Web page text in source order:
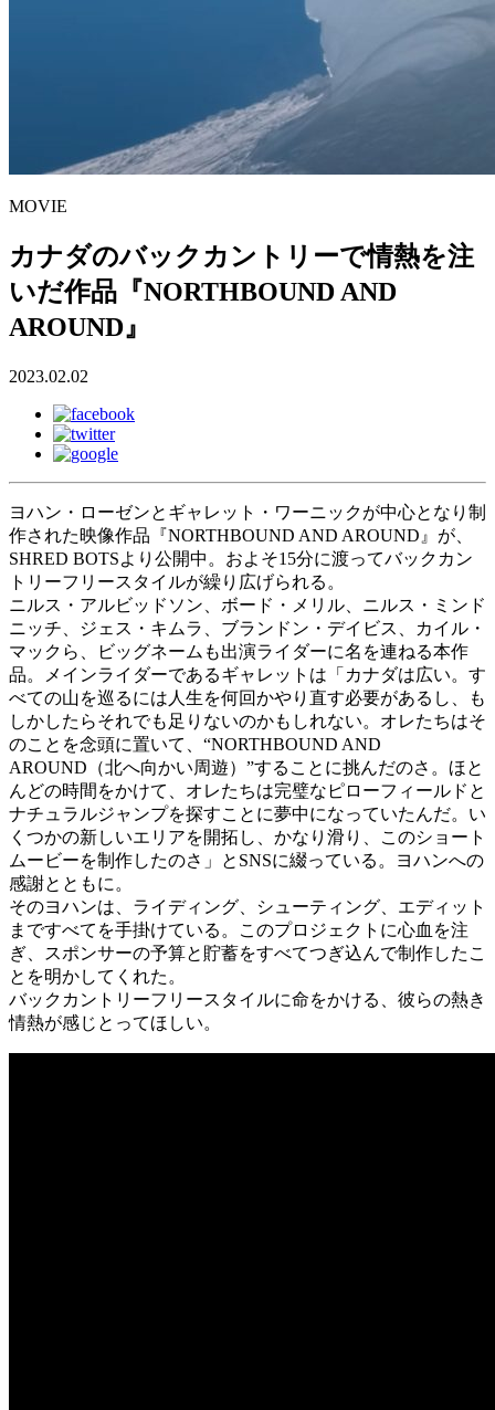
MOVIE
カナダのバックカントリーで情熱を注
いだ作品『NORTHBOUND AND
AROUND』
2023.02.02
ヨハン・ローゼンとギャレット・ワーニックが中心となり制
作された映像作品『NORTHBOUND AND AROUND』が、
SHRED BOTSより公開中。およそ15分に渡ってバックカン
トリーフリースタイルが繰り広げられる。
ニルス・アルビッドソン、ボード・メリル、ニルス・ミンド
ニッチ、ジェス・キムラ、ブランドン・デイビス、カイル・
マックら、ビッグネームも出演ライダーに名を連ねる本作
品。メインライダーであるギャレットは「カナダは広い。す
べての山を巡るには人生を何回かやり直す必要があるし、も
しかしたらそれでも足りないのかもしれない。オレたちはそ
のことを念頭に置いて、“NORTHBOUND AND
AROUND（北へ向かい周遊）”することに挑んだのさ。ほと
んどの時間をかけて、オレたちは完璧なピローフィールドと
ナチュラルジャンプを探すことに夢中になっていたんだ。い
くつかの新しいエリアを開拓し、かなり滑り、このショート
ムービーを制作したのさ」とSNSに綴っている。ヨハンへの
感謝とともに。
そのヨハンは、ライディング、シューティング、エディット
まですべてを手掛けている。このプロジェクトに心血を注
ぎ、スポンサーの予算と貯蓄をすべてつぎ込んで制作したこ
とを明かしてくれた。
バックカントリーフリースタイルに命をかける、彼らの熱き
情熱が感じとってほしい。